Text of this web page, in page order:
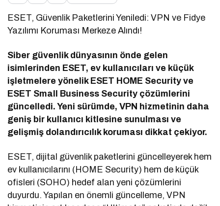
ESET, Güvenlik Paketlerini Yeniledi: VPN ve Fidye
Yazılımı Koruması Merkeze Alındı!
Siber güvenlik dünyasının önde gelen
isimlerinden ESET, ev kullanıcıları ve küçük
işletmelere yönelik ESET HOME Security ve
ESET Small Business Security çözümlerini
güncelledi. Yeni sürümde, VPN hizmetinin daha
geniş bir kullanıcı kitlesine sunulması ve
gelişmiş dolandırıcılık koruması dikkat çekiyor.
ESET, dijital güvenlik paketlerini güncelleyerek hem
ev kullanıcılarını (HOME Security) hem de küçük
ofisleri (SOHO) hedef alan yeni çözümlerini
duyurdu. Yapılan en önemli güncelleme, VPN